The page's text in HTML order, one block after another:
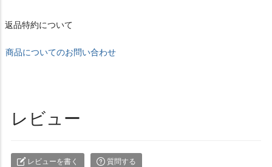
返品特約について
商品についてのお問い合わせ
レビュー
レビューを書く 質問する